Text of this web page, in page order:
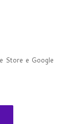
Store e Google